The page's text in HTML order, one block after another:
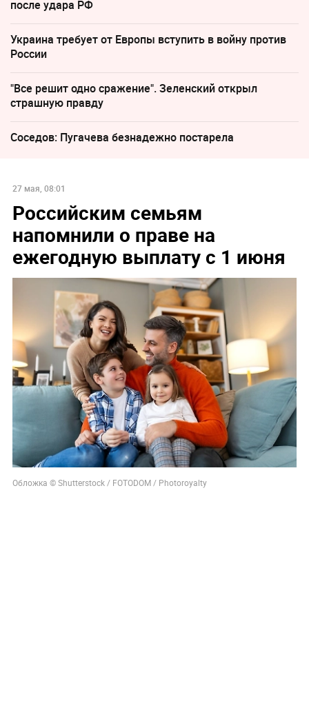
после удара РФ
Украина требует от Европы вступить в войну против
России
"Все решит одно сражение". Зеленский открыл
страшную правду
Соседов: Пугачева безнадежно постарела
27 мая, 08:01
Российским семьям
напомнили о праве на
ежегодную выплату с 1 июня
Обложка © Shutterstock / FOTODOM / Photoroyalty